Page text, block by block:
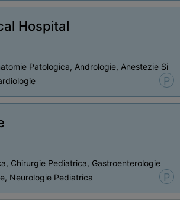
Hospital
Patologica, Andrologie, Anestezie Si
P
Chirurgie Pediatrica, Gastroenterologie
Neurologie Pediatrica
P